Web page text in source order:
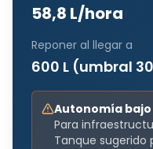
58,8 L/hora
Reponer al llegar a
600 L (umbral
Autonomía
Para
Tanque sugerido